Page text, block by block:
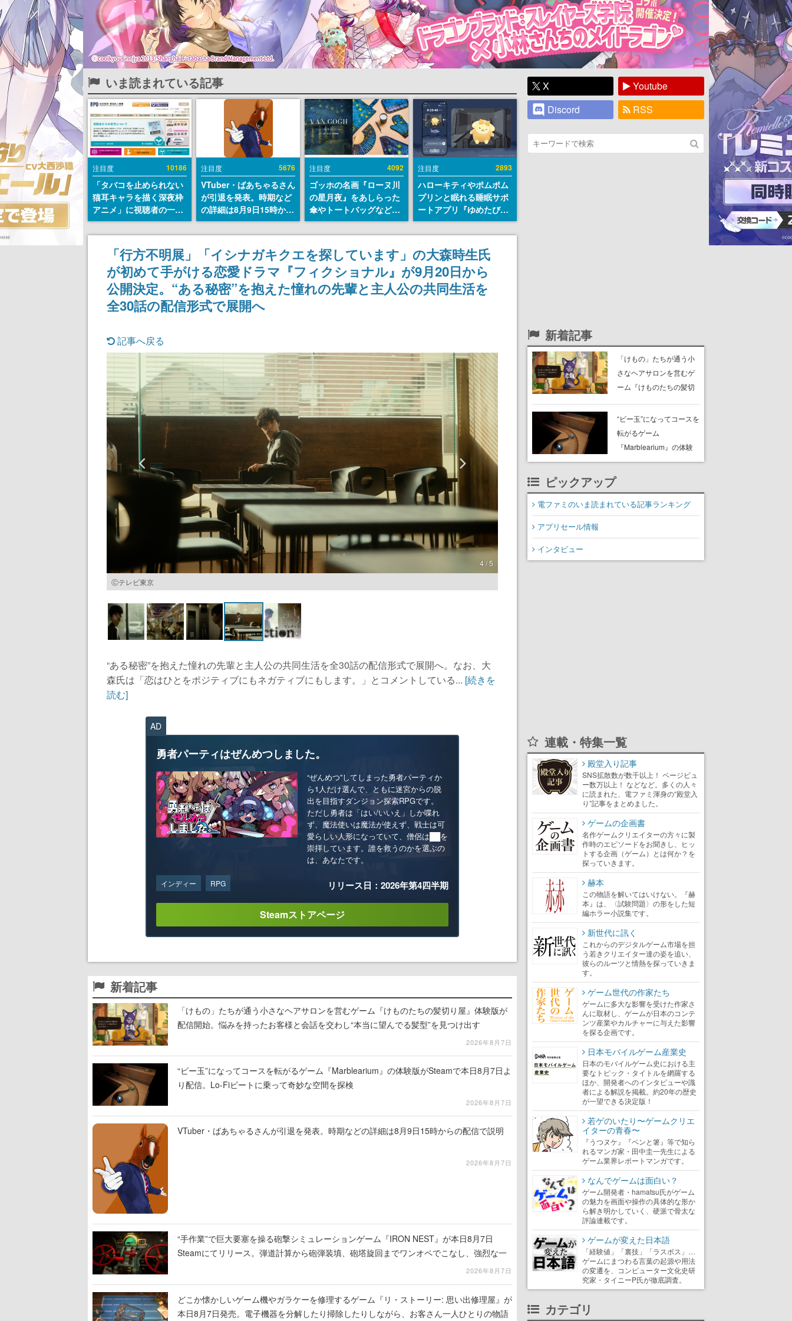
いま読まれている記事
注目度 10186
「タバコを止められない
猫耳キャラを描く深夜枠
アニメ」に視聴者の一部
から批判意見。違法薬物
の使用と思しき描写も含
めて、BPOが議論を交わ
注目度 5676
VTuber・ばあちゃるさん
が引退を発表。時期など
の詳細は8月9日15時から
の配信で説明
注目度 4092
ゴッホの名画『ローヌ川
の星月夜』をあしらった
傘やトートバッグなどが
登場。8月7日21時より2
日間限定で予約販売
注目度 2893
ハローキティやポムポム
プリンと眠れる睡眠サポ
ートアプリ『ゆめたび』
が配信中。キャラごとの
ASMRや目覚ましアラー
ムも搭載
「行方不明展」「イシナガキクエを探しています」の大森時生氏
が初めて手がける恋愛ドラマ『フィクショナル』が9月20日から
公開決定。“ある秘密”を抱えた憧れの先輩と主人公の共同生活を
全30話の配信形式で展開へ
記事へ戻る
4 / 5
Ⓒテレビ東京
“ある秘密”を抱えた憧れの先輩と主人公の共同生活を全30話の配信形式で展開へ。なお、大
森氏は「恋はひとをポジティブにもネガティブにもします。」とコメントしている... [続きを
読む]
AD
勇者パーティはぜんめつしました。
“ぜんめつ”してしまった勇者パーティか
ら1人だけ選んで、ともに迷宮からの脱
出を目指すダンジョン探索RPGです。
ただし勇者は「はい/いいえ」しか喋れ
ず、魔法使いは魔法が使えず、戦士は可
愛らしい人形になっていて、僧侶は██を
崇拝しています。誰を救うのかを選ぶの
は、あなたです。
インディー RPG リリース日：2026年第4四半期
Steamストアページ
新着記事
「けもの」たちが通う小さなヘアサロンを営むゲーム『けものたちの髪切り屋』体験版が
配信開始。悩みを持ったお客様と会話を交わし“本当に望んでる髪型”を見つけ出す
2026年8月7日
“ビー玉”になってコースを転がるゲーム『Marblearium』の体験版がSteamで本日8月7日よ
り配信。Lo-Fiビートに乗って奇妙な空間を探検
2026年8月7日
VTuber・ばあちゃるさんが引退を発表。時期などの詳細は8月9日15時からの配信で説明
2026年8月7日
“手作業”で巨大要塞を操る砲撃シミュレーションゲーム『IRON NEST』が本日8月7日
Steamにてリリース。弾道計算から砲弾装填、砲塔旋回までワンオペでこなし、強烈な一
2026年8月7日
どこか懐かしいゲーム機やガラケーを修理するゲーム『リ・ストーリー: 思い出修理屋』が
本日8月7日発売。電子機器を分解したり掃除したりしながら、お客さん一人ひとりの物語
X
Youtube
Discord
RSS
新着記事
「けもの」たちが通う小
さなヘアサロンを営むゲ
ーム『けものたちの髪切
始。悩みを持ったお客様
と会話を交わし“本当に望
んでる髪型”を見つけ出す
“ビー玉”になってコースを
転がるゲーム
『Marblearium』の体験
版がSteamで本日8月7日
ピックアップ
電ファミのいま読まれている記事ランキング
アプリセール情報
インタビュー
連載・特集一覧
殿堂入り記事
SNS拡散数が数千以上！ ページビュ
ー数万以上！ などなど。多くの人々
に読まれた、電ファミ渾身の“殿堂入
り”記事をまとめました。
ゲームの企画書
名作ゲームクリエイターの方々に製
作時のエピソードをお聞きし、ヒッ
トする企画（ゲーム）とは何か？を
探っていきます。
赫本
この物語を解いてはいけない。『赫
本』は、〈試験問題〉の形をした短
編ホラー小説集です。
新世代に訊く
これからのデジタルゲーム市場を担
う若きクリエイター達の姿を追い、
彼らのルーツと情熱を探っていきま
す。
ゲーム世代の作家たち
ゲームに多大な影響を受けた作家さ
んに取材し、ゲームが日本のコンテ
ンツ産業やカルチャーに与えた影響
を探る企画です。
日本モバイルゲーム産業史
日本のモバイルゲーム史における主
要なトピック・タイトルを網羅する
ほか、開発者へのインタビューや識
者による解説を掲載。約20年の歴史
が一望できる決定版！
若ゲのいたり〜ゲームクリエ
イターの青春〜
『うつヌケ』『ペンと箸』等で知ら
れるマンガ家・田中圭一先生による
ゲーム業界レポートマンガです。
なんでゲームは面白い？
ゲーム開発者・hamatsu氏がゲーム
の魅力を画面や操作の具体的な形か
ら解き明かしていく、硬派で骨太な
評論連載です。
ゲームが変えた日本語
「経験値」「裏技」「ラスボス」…
ゲームにまつわる言葉の起源や用法
の変遷を、コンピューター文化史研
究家・タイニーP氏が徹底調査。
カテゴリ